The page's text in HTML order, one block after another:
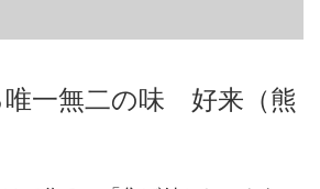
一無二の味 好来（熊